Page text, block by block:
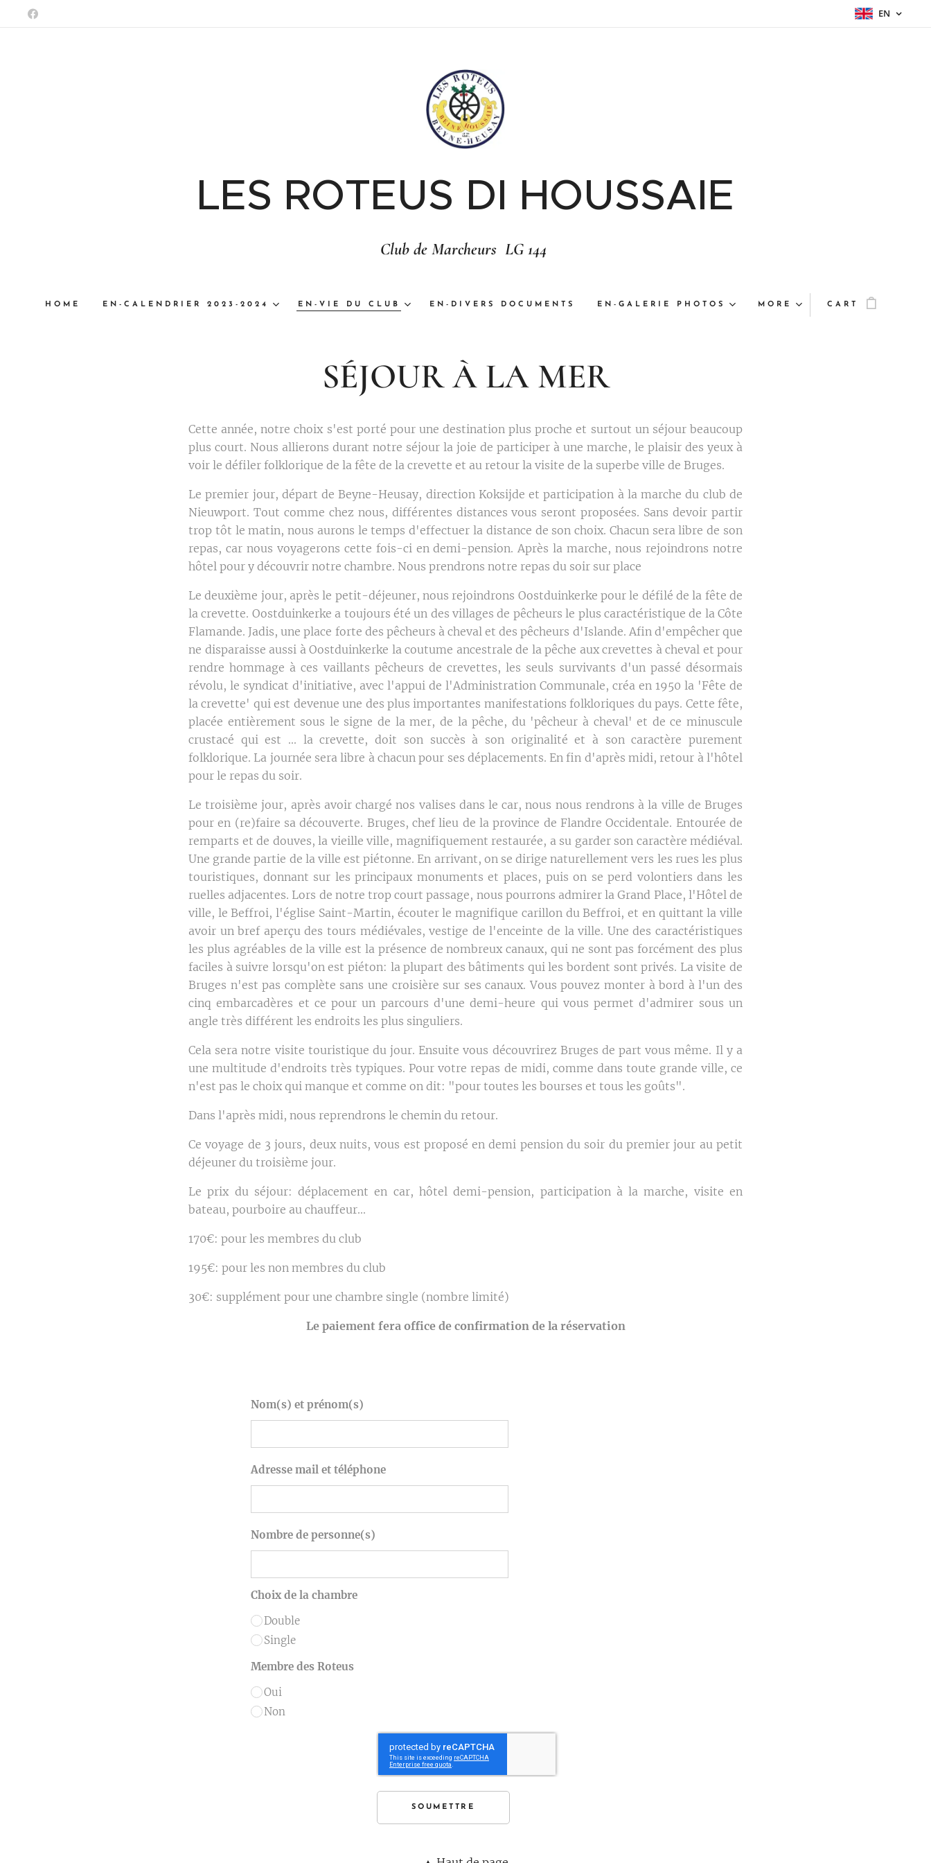
EN
LES ROTEUS DI HOUSSAIE
Club de Marcheurs LG 144
HOME EN-CALENDRIER 2023-2024 EN-VIE DU CLUB EN-DIVERS DOCUMENTS EN-GALERIE PHOTOS MORE CART
SÉJOUR À LA MER
Cette année, notre choix s'est porté pour une destination plus proche et surtout un séjour beaucoup
plus court. Nous allierons durant notre séjour la joie de participer à une marche, le plaisir des yeux à
voir le défiler folklorique de la fête de la crevette et au retour la visite de la superbe ville de Bruges.
Le premier jour, départ de Beyne-Heusay, direction Koksijde et participation à la marche du club de
Nieuwport. Tout comme chez nous, différentes distances vous seront proposées. Sans devoir partir
trop tôt le matin, nous aurons le temps d'effectuer la distance de son choix. Chacun sera libre de son
repas, car nous voyagerons cette fois-ci en demi-pension. Après la marche, nous rejoindrons notre
hôtel pour y découvrir notre chambre. Nous prendrons notre repas du soir sur place
Le deuxième jour, après le petit-déjeuner, nous rejoindrons Oostduinkerke pour le défilé de la fête de
la crevette. Oostduinkerke a toujours été un des villages de pêcheurs le plus caractéristique de la Côte
Flamande. Jadis, une place forte des pêcheurs à cheval et des pêcheurs d'Islande. Afin d'empêcher que
ne disparaisse aussi à Oostduinkerke la coutume ancestrale de la pêche aux crevettes à cheval et pour
rendre hommage à ces vaillants pêcheurs de crevettes, les seuls survivants d'un passé désormais
révolu, le syndicat d'initiative, avec l'appui de l'Administration Communale, créa en 1950 la 'Fête de
la crevette' qui est devenue une des plus importantes manifestations folkloriques du pays. Cette fête,
placée entièrement sous le signe de la mer, de la pêche, du 'pêcheur à cheval' et de ce minuscule
crustacé qui est ... la crevette, doit son succès à son originalité et à son caractère purement
folklorique. La journée sera libre à chacun pour ses déplacements. En fin d'après midi, retour à l'hôtel
pour le repas du soir.
Le troisième jour, après avoir chargé nos valises dans le car, nous nous rendrons à la ville de Bruges
pour en (re)faire sa découverte. Bruges, chef lieu de la province de Flandre Occidentale. Entourée de
remparts et de douves, la vieille ville, magnifiquement restaurée, a su garder son caractère médiéval.
Une grande partie de la ville est piétonne. En arrivant, on se dirige naturellement vers les rues les plus
touristiques, donnant sur les principaux monuments et places, puis on se perd volontiers dans les
ruelles adjacentes. Lors de notre trop court passage, nous pourrons admirer la Grand Place, l'Hôtel de
ville, le Beffroi, l'église Saint-Martin, écouter le magnifique carillon du Beffroi, et en quittant la ville
avoir un bref aperçu des tours médiévales, vestige de l'enceinte de la ville. Une des caractéristiques
les plus agréables de la ville est la présence de nombreux canaux, qui ne sont pas forcément des plus
faciles à suivre lorsqu'on est piéton: la plupart des bâtiments qui les bordent sont privés. La visite de
Bruges n'est pas complète sans une croisière sur ses canaux. Vous pouvez monter à bord à l'un des
cinq embarcadères et ce pour un parcours d'une demi-heure qui vous permet d'admirer sous un
angle très différent les endroits les plus singuliers.
Cela sera notre visite touristique du jour. Ensuite vous découvrirez Bruges de part vous même. Il y a
une multitude d'endroits très typiques. Pour votre repas de midi, comme dans toute grande ville, ce
n'est pas le choix qui manque et comme on dit: "pour toutes les bourses et tous les goûts".
Dans l'après midi, nous reprendrons le chemin du retour.
Ce voyage de 3 jours, deux nuits, vous est proposé en demi pension du soir du premier jour au petit
déjeuner du troisième jour.
Le prix du séjour: déplacement en car, hôtel demi-pension, participation à la marche, visite en
bateau, pourboire au chauffeur...
170€: pour les membres du club
195€: pour les non membres du club
30€: supplément pour une chambre single (nombre limité)
Le paiement fera office de confirmation de la réservation
Nom(s) et prénom(s)
Adresse mail et téléphone
Nombre de personne(s)
Choix de la chambre
Double
Single
Membre des Roteus
Oui
Non
SOUMETTRE